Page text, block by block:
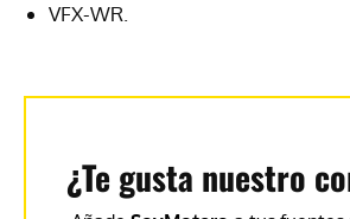
VFX-WR.
¿Te gusta nuestro